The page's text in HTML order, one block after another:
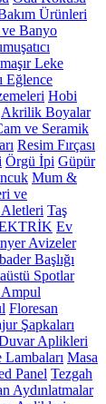
Ürünleri
Banyo
Leke
Eğlence
Hobi
Akrilik Boyalar
ve Seramik
Resim Fırçası
Örgü İpi Güpür
Mum &
ve
Taş
Ev
Avizeler
Başlığı
Spotlar
Floresan
Şapkaları
Aplikleri
Lambaları Masa
Panel Tezgah
Aydınlatmalar